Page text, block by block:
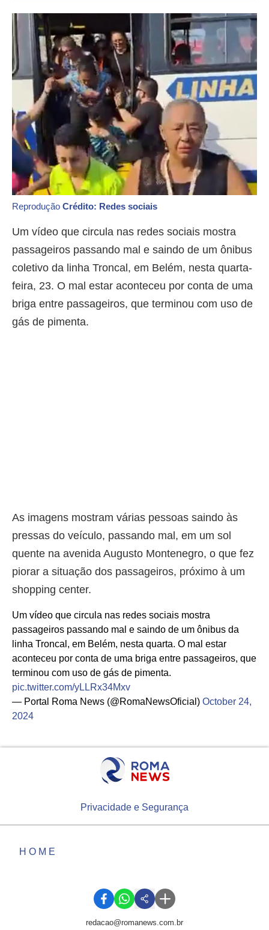
Reprodução Crédito: Redes sociais
Um vídeo que circula nas redes sociais mostra
passageiros passando mal e saindo de um ônibus
coletivo da linha Troncal, em Belém, nesta quarta-
feira, 23. O mal estar aconteceu por conta de uma
briga entre passageiros, que terminou com uso de
gás de pimenta.
As imagens mostram várias pessoas saindo às
pressas do veículo, passando mal, em um sol
quente na avenida Augusto Montenegro, o que fez
piorar a situação dos passageiros, próximo à um
shopping center.
Um vídeo que circula nas redes sociais mostra
passageiros passando mal e saindo de um ônibus da
linha Troncal, em Belém, nesta quarta. O mal estar
aconteceu por conta de uma briga entre passageiros, que
terminou com uso de gás de pimenta.
pic.twitter.com/yLLRx34Mxv
— Portal Roma News (@RomaNewsOficial) October 24,
2024
Privacidade e Segurança
HOME
redacao@romanews.com.br